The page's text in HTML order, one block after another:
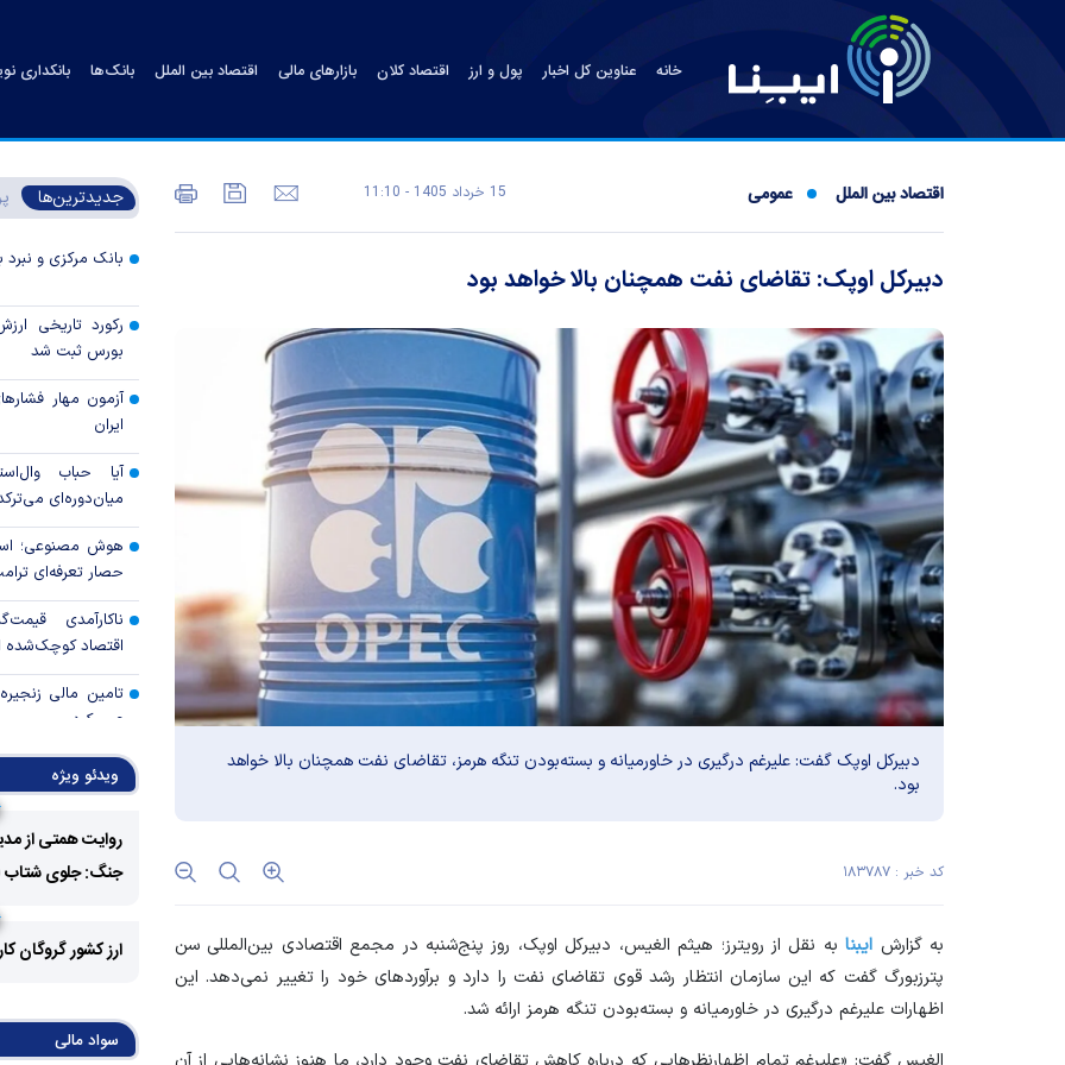
خانه عناوین کل اخبار پول و ارز اقتصاد کلان بازارهای مالی اقتصاد بین الملل بانک‌ها بانکداری
اقتصاد بین الملل عمومی 15 خرداد 1405 - 11:10
دبیرکل اوپک: تقاضای نفت همچنان بالا خواهد بود
دبیرکل اوپک گفت: علیرغم درگیری در خاورمیانه و بسته‌بودن تنگه هرمز، تقاضای نفت همچنان بالا خواهد
بود.
کد خبر : ۱۸۳۷۸۷
به گزارش ایبنابه نقل از رویترز؛ هیثم الغیس، دبیرکل اوپک، روز پنج‌شنبه در مجمع اقتصادی بین‌المللی سن
پترزبورگ گفت که این سازمان انتظار رشد قوی تقاضای نفت را دارد و برآورد‌های خود را تغییر نمی‌دهد. این
اظهارات علیرغم درگیری در خاورمیانه و بسته‌بودن تنگه هرمز ارائه شد.
جدیدترین‌ها
بانک مرکزی و نبرد
رکورد تاریخی
بورس ثبت شد
آزمون مهار
ایران
آیا حباب
میان‌دوره‌ای
هوش مصنوعی؛
حصار تعرفه‌ای
ناکارآمدی
اقتصاد کوچک‌شده
عبور کرد
سهم جهش یافته
تامین منابع دولت
چگونه از
کنیم تا حساب‌های
تاکید
خبرنگاران در
آرایش جنگی بگیرد
ویدئو ویژه
روایت همتی از
جنگ: جلوی شتاب
ارز کشور گروگان
سواد مالی